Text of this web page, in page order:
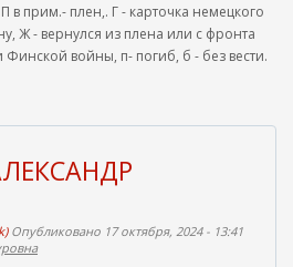
в прим.- плен,. Г - карточка немецкого
Ж - вернулся из плена или с фронта
войны, п- погиб, б - без вести.
Опубликовано 17 октября, 2024 - 13:41